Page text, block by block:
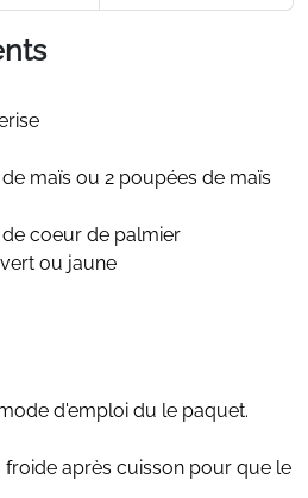
maïs ou 2 poupées de maïs
coeur de palmier
ou jaune
d'emploi du le paquet.
froide après cuisson pour que le